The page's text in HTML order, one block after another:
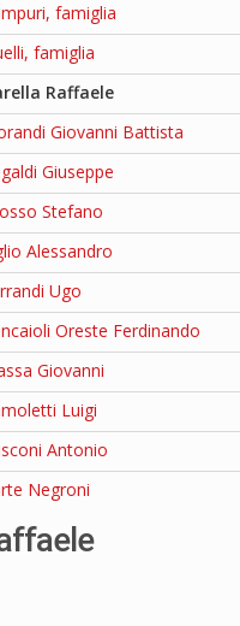
famiglia
famiglia
Raffaele
Giovanni Battista
Giuseppe
Stefano
Alessandro
Ugo
Oreste Ferdinando
Giovanni
Luigi
Antonio
Negroni